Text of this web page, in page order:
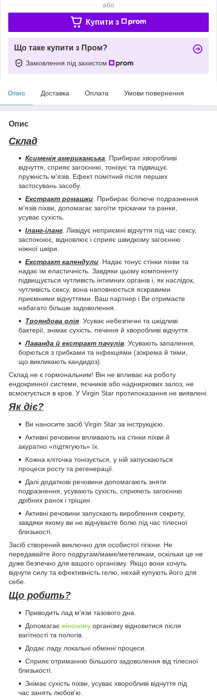
або
Купити з
Що таке купити з Пром?
Замовлення під захистом
Опис Доставка Оплата Умови повернення
Опис
Склад
Ксименія американська. Прибирає хворобливі
відчуття, сприяє загоєнню, тонізує та підвищує
пружність м'язів. Ефект помітний після перших
застосувань засобу.
Екстракт ромашки. Прибирає болюче подразнення
м'язів піхви, допомагає загоїти тріскачки та ранки,
усуває сухість.
Іланг-іланг. Ліквідує неприємні відчуття під час сексу,
заспокоює, відновлює і сприяє швидкому загоєнню
ніжної шкіри.
Екстракт календули. Надає тонус стінки піхви та
надає їм еластичність. Завдяки цьому компоненту
підвищується чутливість інтимних органів і, як наслідок,
чутливість сексу, вона наповнюється яскравими
приємними відчуттями. Ваш партнер і Ви отримаєте
набагато більше задоволення.
Трояндова олія. Усуває небезпечні та шкідливі
бактерії, знімає сухість, печіння й хворобливі відчуття.
Лаванда й екстракт пачулів. Усувають запалення,
борються з грибками та інфекціями (зокрема й тими,
що викликають кандидоз).
Склад не є гормональним! Він не впливає на роботу
ендокринної системи, яєчників або надниркових залоз, не
всмоктується в кров. У Virgin Star протипоказання не виявлені.
Як діє?
Ви наносите засіб Virgin Star за інструкцією.
Активні речовини впливають на стінки піхви й
акуратно «підтягують» їх.
Кожна кліточка тонізується, у ній запускаються
процеси росту та регенерації.
Далі додаткові речовини допомагають зняти
подразнення, усувають сухість, сприяють загоєнню
дрібних ранок і тріщин.
Активні речовини запускають вироблення секрету,
завдяки якому ви не відчуваєте болю під час тілесної
близькості.
Засіб створений виключно для особистої гігієни. Не
передавайте його подругам/маме/метеликам, оскільки це не
дуже безпечно для вашого організму. Якщо вони хочуть
відчути силу та ефективність гелю, нехай купують його для
себе.
Що робить?
Приводить лад м'язи тазового дна.
Допомагає жіночому організму відновитися після
вагітності та пологів.
Додає ладу локальні обмінні процеси.
Сприяє отриманню більшого задоволення від тілесної
близькості.
Знімає сухість піхви, усуває хворобливі відчуття під
час занять любов'ю.